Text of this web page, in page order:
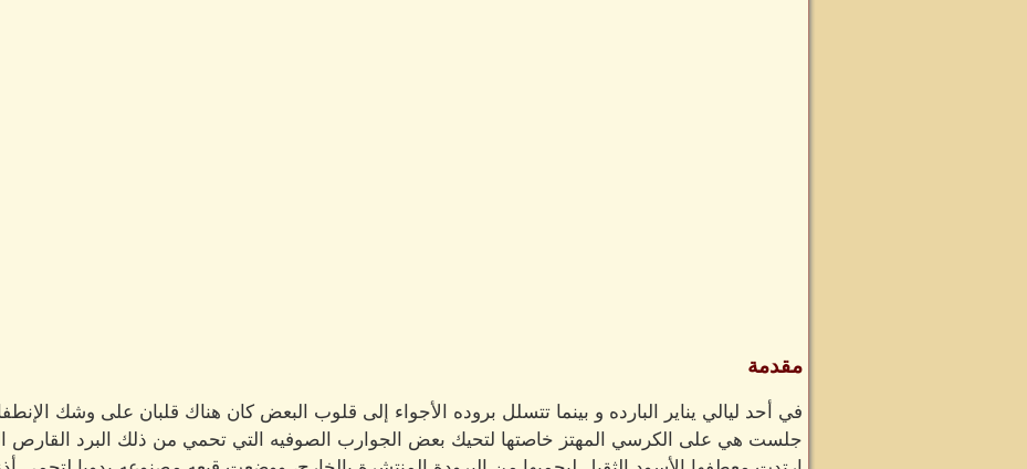
مقدمة
في أحد ليالي يناير البارده و بينما تتسلل بروده الأجواء إلى قلوب البعض كان هناك قلبان على وشك
جلست هي على الكرسي المهتز خاصتها لتحيك بعض الجوارب الصوفيه التي تحمي من ذلك البرد القارص